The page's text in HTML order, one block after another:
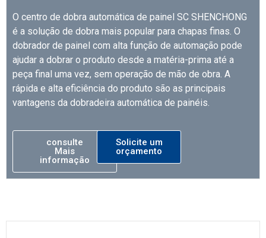
O centro de dobra automática de painel SC SHENCHONG
é a solução de dobra mais popular para chapas finas. O
dobrador de painel com alta função de automação pode
ajudar a dobrar o produto desde a matéria-prima até a
peça final uma vez, sem operação de mão de obra. A
rápida e alta eficiência do produto são as principais
vantagens da dobradeira automática de painéis.
consulte
Mais
informação
Solicite um
orçamento